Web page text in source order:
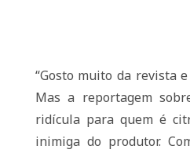
“Gosto muito da revista
Mas a reportagem
ridícula para quem é
inimiga do produtor.